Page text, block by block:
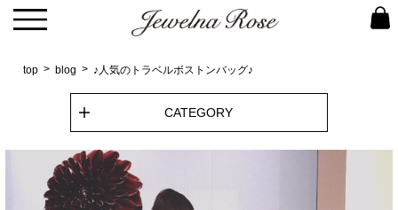
top blog ♪人気のトラベルボストンバッグ♪
CATEGORY